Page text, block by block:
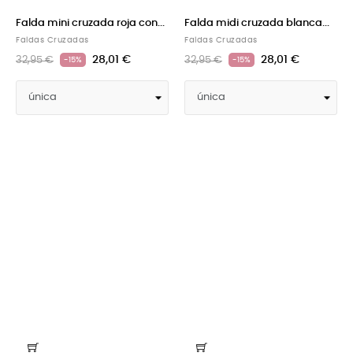
Falda mini cruzada roja con...
Faldas Cruzadas
32,95 € -15% 28,01 €
Falda midi cruzada blanca...
Faldas Cruzadas
32,95 € -15% 28,01 €